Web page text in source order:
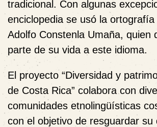
tradicional. Con algunas
enciclopedia se usó la
Adolfo Constenla Umaña, quien
parte de su vida a este idioma.
El proyecto “Diversidad y
de Costa Rica” colabora con
comunidades etnolingüísticas
con el objetivo de resguardar su